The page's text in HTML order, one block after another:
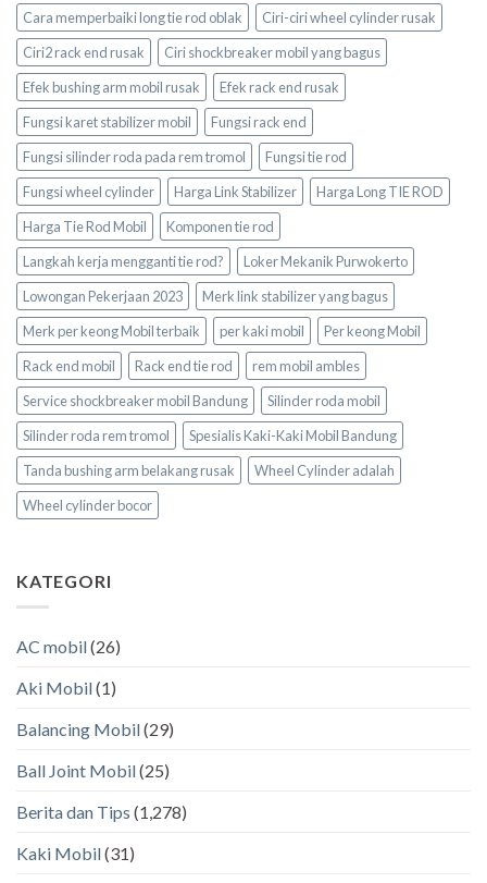
Cara memperbaiki long tie rod oblak
Ciri-ciri wheel cylinder rusak
Ciri2 rack end rusak
Ciri shockbreaker mobil yang bagus
Efek bushing arm mobil rusak
Efek rack end rusak
Fungsi karet stabilizer mobil
Fungsi rack end
Fungsi silinder roda pada rem tromol
Fungsi tie rod
Fungsi wheel cylinder
Harga Link Stabilizer
Harga Long TIE ROD
Harga Tie Rod Mobil
Komponen tie rod
Langkah kerja mengganti tie rod?
Loker Mekanik Purwokerto
Lowongan Pekerjaan 2023
Merk link stabilizer yang bagus
Merk per keong Mobil terbaik
per kaki mobil
Per keong Mobil
Rack end mobil
Rack end tie rod
rem mobil ambles
Service shockbreaker mobil Bandung
Silinder roda mobil
Silinder roda rem tromol
Spesialis Kaki-Kaki Mobil Bandung
Tanda bushing arm belakang rusak
Wheel Cylinder adalah
Wheel cylinder bocor
KATEGORI
AC mobil(26)
Aki Mobil(1)
Balancing Mobil(29)
Ball Joint Mobil(25)
Berita dan Tips (1,278)
Kaki Mobil(31)